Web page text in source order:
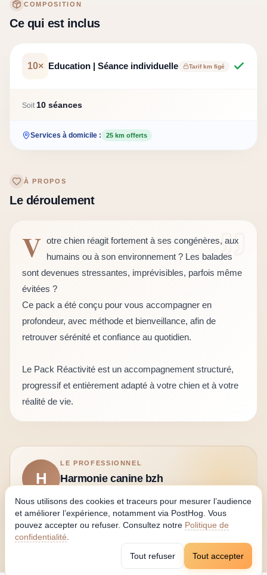
COMPOSITION
Ce qui est inclus
10× Education | Séance individuelle Tarif km figé
Soit 10 séances
Services à domicile : 25 km offerts
À PROPOS
Le déroulement
V otre chien réagit fortement à ses congénères, aux
humains ou à son environnement ? Les balades
sont devenues stressantes, imprévisibles, parfois même
évitées ?
Ce pack a été conçu pour vous accompagner en
profondeur, avec méthode et bienveillance, afin de
retrouver sérénité et confiance au quotidien.
Le Pack Réactivité est un accompagnement structuré,
progressif et entièrement adapté à votre chien et à votre
réalité de vie.
H
LE PROFESSIONNEL
Harmonie canine bzh
Voir le profil
Nous utilisons des cookies et traceurs pour mesurer l’audience
et améliorer l’expérience, notamment via PostHog. Vous
pouvez accepter ou refuser. Consultez notre Politique de
confidentialité
Tout refuser
Tout accepter